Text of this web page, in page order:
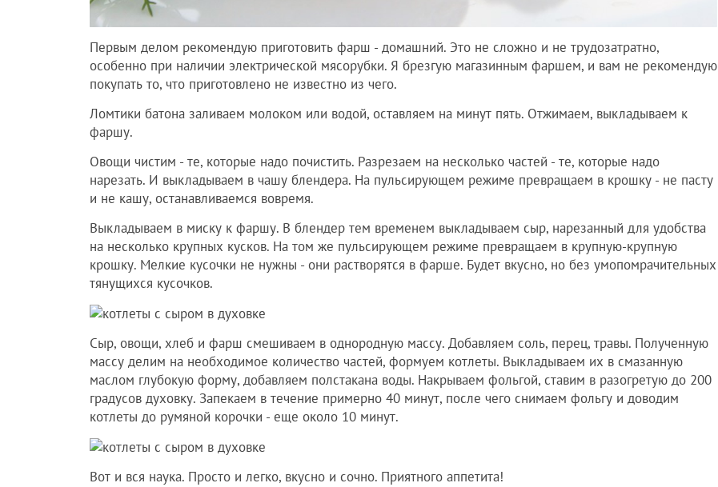
Первым делом рекомендую приготовить фарш - домашний. Это не сложно и не трудозатратно,
особенно при наличии электрической мясорубки. Я брезгую магазинным фаршем, и вам не рекомендую
покупать то, что приготовлено не известно из чего.
Ломтики батона заливаем молоком или водой, оставляем на минут пять. Отжимаем, выкладываем к
фаршу.
Овощи чистим - те, которые надо почистить. Разрезаем на несколько частей - те, которые надо
нарезать. И выкладываем в чашу блендера. На пульсирующем режиме превращаем в крошку - не пасту
и не кашу, останавливаемся вовремя.
Выкладываем в миску к фаршу. В блендер тем временем выкладываем сыр, нарезанный для удобства
на несколько крупных кусков. На том же пульсирующем режиме превращаем в крупную-крупную
крошку. Мелкие кусочки не нужны - они растворятся в фарше. Будет вкусно, но без умопомрачительных
тянущихся кусочков.
Сыр, овощи, хлеб и фарш смешиваем в однородную массу. Добавляем соль, перец, травы. Полученную
массу делим на необходимое количество частей, формуем котлеты. Выкладываем их в смазанную
маслом глубокую форму, добавляем полстакана воды. Накрываем фольгой, ставим в разогретую до 200
градусов духовку. Запекаем в течение примерно 40 минут, после чего снимаем фольгу и доводим
котлеты до румяной корочки - еще около 10 минут.
Вот и вся наука. Просто и легко, вкусно и сочно. Приятного аппетита!